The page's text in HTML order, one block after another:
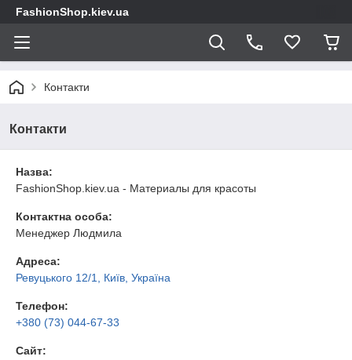
FashionShop.kiev.ua
Контакти
Контакти
Назва:
FashionShop.kiev.ua - Материалы для красоты
Контактна особа:
Менеджер Людмила
Адреса:
Ревуцького 12/1, Київ, Україна
Телефон:
+380 (73) 044-67-33
Сайт: